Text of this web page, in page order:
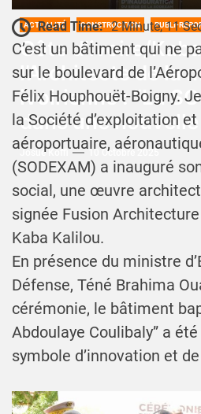
ACTUALITÉ CONSTRUCTION PUBLI-
Côte d’ivoire/
l’Architecte de la
ivoirienne : “La
dans une nouvelle
Josué Koffi 10 Octobre 2025
Read Time: 2 Minute, 11
C’est un bâtiment qui ne
sur le boulevard de
Félix Houphouët-Boigny.
la Société d’exploitation
aéroportuaire,
(SODEXAM) a inauguré
social, une œuvre
signée Fusion
Kaba Kalilou.
En présence du ministre
Défense, Téné Brahima
cérémonie, le bâtiment
Abdoulaye Coulibaly” a
symbole d’innovation et